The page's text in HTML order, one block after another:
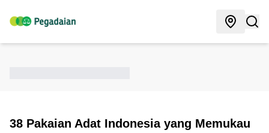
38 Pakaian Adat Indonesia yang Memukau